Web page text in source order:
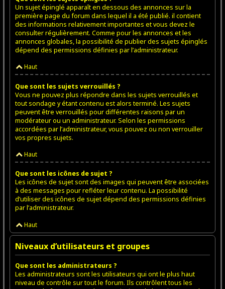
Un sujet épinglé apparaît en dessous des annonces sur la
première page du forum dans lequel il a été publié. il contient
des informations relativement importantes et vous devez le
consulter régulièrement. Comme pour les annonces et les
annonces globales, la possibilité de publier des sujets épinglés
dépend des permissions définies par l’administrateur.
Haut
Que sont les sujets verrouillés ?
Vous ne pouvez plus répondre dans les sujets verrouillés et
tout sondage y étant contenu est alors terminé. Les sujets
peuvent être verrouillés pour différentes raisons par un
modérateur ou un administrateur. Selon les permissions
accordées par l’administrateur, vous pouvez ou non verrouiller
vos propres sujets.
Haut
Que sont les icônes de sujet ?
Les icônes de sujet sont des images qui peuvent être associées
à des messages pour refléter leur contenu. La possibilité
d’utiliser des icônes de sujet dépend des permissions définies
par l’administrateur.
Haut
Niveaux d’utilisateurs et groupes
Que sont les administrateurs ?
Les administrateurs sont les utilisateurs qui ont le plus haut
niveau de contrôle sur tout le forum. Ils contrôlent tous les